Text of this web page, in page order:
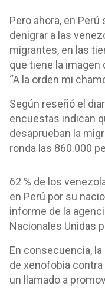
Pero ahora, en
denigrar a las
migrantes, en las
que tiene la imagen
“A la orden mi
Según reseñó el
encuestas indican
desaprueban la
ronda las 860.000
62 % de los
en Perú por su
informe de la
Nacionales Unidas
En consecuencia,
de xenofobia
un llamado a